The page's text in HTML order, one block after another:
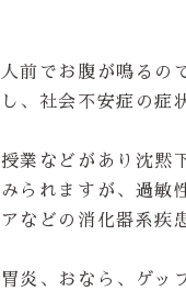
人前でお腹が鳴るの
し、社会不安症の症
授業などがあり沈黙
みられますが、過敏
アなどの消化器系疾
胃炎、おなら、ゲッ